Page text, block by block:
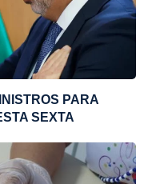
PARA
SEXTA